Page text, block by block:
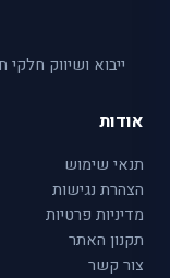
ייבוא ושיווק חלקי
אודות
תנאי שימוש
הצהרת נגישות
מדיניות פרטיות
תקנון האתר
צור קשר